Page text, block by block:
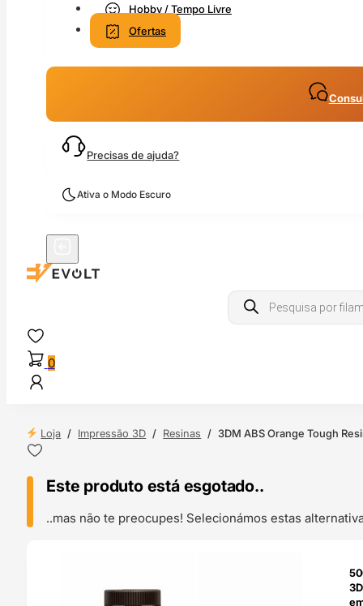
Hobby / Tempo Livre
Ofertas
Precisas de ajuda?
Ativa o Modo Escuro
Products
search
0
Loja / Impressão 3D / Resinas / 3DM ABS Orange Tough
Este produto está esgotado..
..mas não te preocupes! Selecionámos estas